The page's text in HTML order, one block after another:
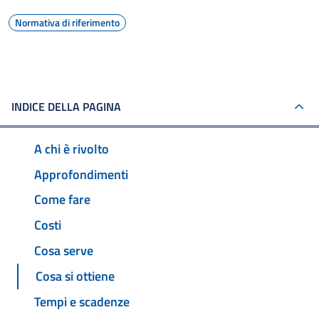
Normativa di riferimento
INDICE DELLA PAGINA
A chi è rivolto
Approfondimenti
Come fare
Costi
Cosa serve
Cosa si ottiene
Tempi e scadenze